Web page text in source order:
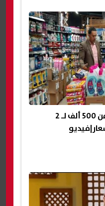
السجيني يكشف: غرامات من 500 ألف لـ 2